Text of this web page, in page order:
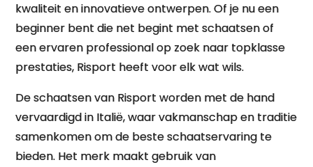
kwaliteit en innovatieve ontwerpen. Of je nu een
beginner bent die net begint met schaatsen of
een ervaren professional op zoek naar topklasse
prestaties, Risport heeft voor elk wat wils.
De schaatsen van Risport worden met de hand
vervaardigd in Italië, waar vakmanschap en traditie
samenkomen om de beste schaatservaring te
bieden. Het merk maakt gebruik van